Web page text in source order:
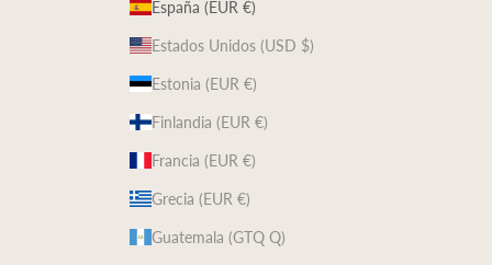
España (EUR €)
Estados Unidos (USD $)
Estonia (EUR €)
Finlandia (EUR €)
Francia (EUR €)
Grecia (EUR €)
Guatemala (GTQ Q)